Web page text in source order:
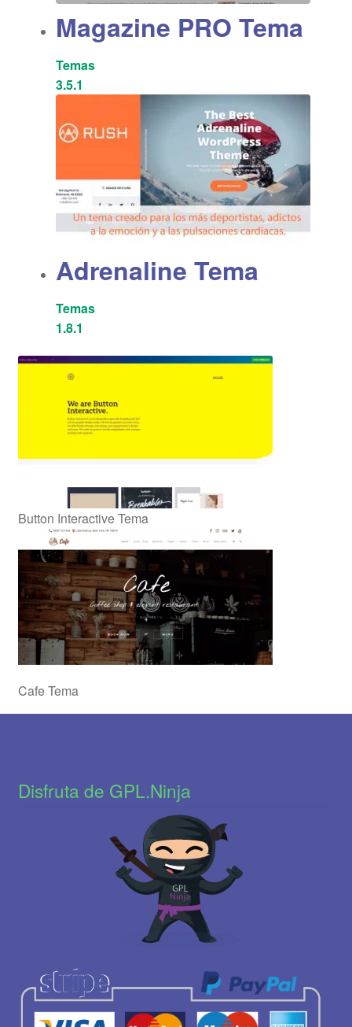
Magazine PRO Tema
Temas
3.5.1
Adrenaline Tema
Temas
1.8.1
Button Interactive Tema
Cafe Tema
Disfruta de GPL.Ninja